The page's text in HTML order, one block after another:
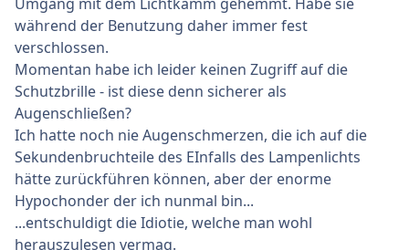
während der Benutzung daher immer fest
verschlossen.
Momentan habe ich leider keinen Zugriff auf die
Schutzbrille - ist diese denn sicherer als
Augenschließen?
Ich hatte noch nie Augenschmerzen, die ich auf die
Sekundenbruchteile des EInfalls des Lampenlichts
hätte zurückführen können, aber der enorme
Hypochonder der ich nunmal bin...
...entschuldigt die Idiotie, welche man wohl
herauszulesen vermag.